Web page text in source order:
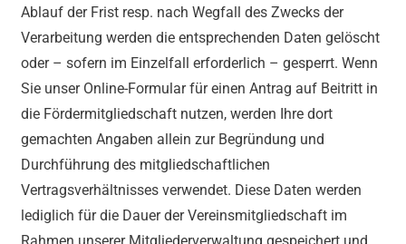
Ablauf der Frist resp. nach Wegfall des Zwecks der
Verarbeitung werden die entsprechenden Daten gelöscht
oder – sofern im Einzelfall erforderlich – gesperrt. Wenn
Sie unser Online-Formular für einen Antrag auf Beitritt in
die Fördermitgliedschaft nutzen, werden Ihre dort
gemachten Angaben allein zur Begründung und
Durchführung des mitgliedschaftlichen
Vertragsverhältnisses verwendet. Diese Daten werden
lediglich für die Dauer der Vereinsmitgliedschaft im
Rahmen unserer Mitgliederverwaltung gespeichert und